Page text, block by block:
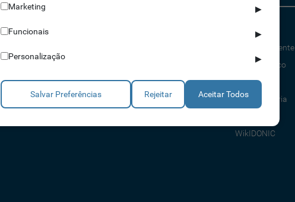
Integradores
Ajuda
Apoio ao Cliente
Apoio Técnico
Comercial
Consultadoria
WikIDONIC
Marketing ▶
Funcionais ▶
Personalização ▶
Salvar Preferências Rejeitar Aceitar Todos